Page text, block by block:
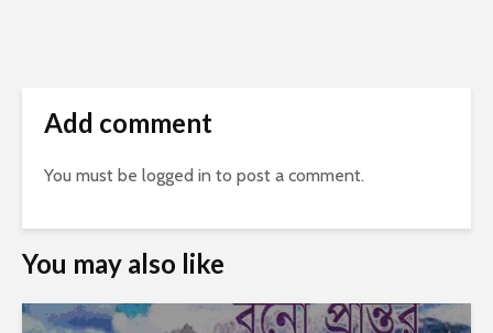
Add comment
You must be logged in to post a comment.
You may also like